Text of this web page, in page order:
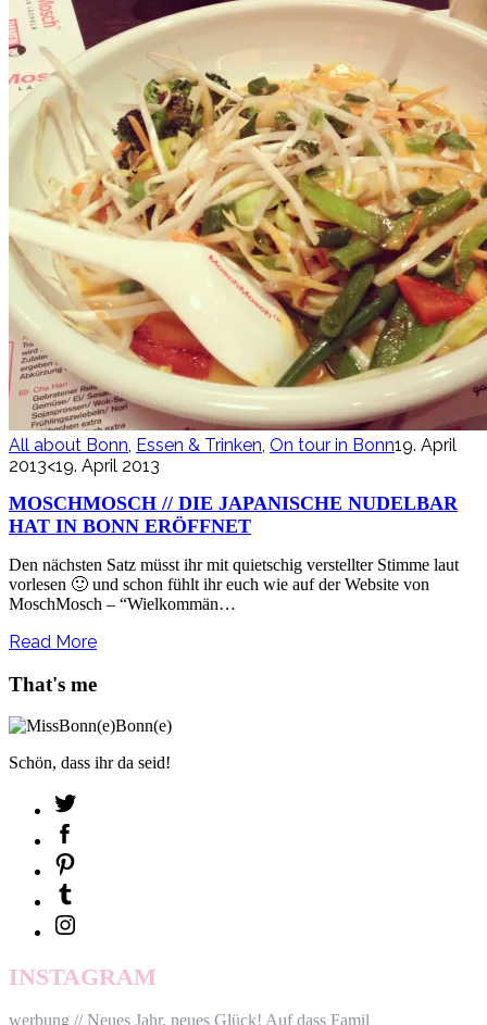
All about Bonn, Essen & Trinken, On tour in Bonn19. April
2013<19. April 2013
MOSCHMOSCH // DIE JAPANISCHE NUDELBAR
HAT IN BONN ERÖFFNET
Den nächsten Satz müsst ihr mit quietschig verstellter Stimme laut
vorlesen 🙂 und schon fühlt ihr euch wie auf der Website von
MoschMosch – “Wielkommän…
Read More
That's me
Schön, dass ihr da seid!
INSTAGRAM
werbung // Neues Jahr, neues Glück! Auf dass Famil